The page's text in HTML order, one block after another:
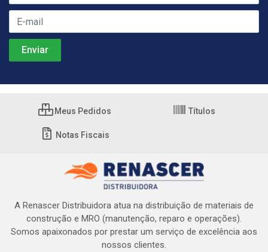
Meus Pedidos Títulos
Notas Fiscais
A Renascer Distribuidora atua na distribuição de materiais de
construção e MRO (manutenção, reparo e operações).
Somos apaixonados por prestar um serviço de excelência aos
nossos clientes.